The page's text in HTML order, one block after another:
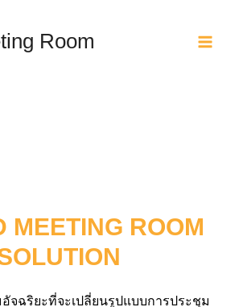
Room
MEETING ROOM
จฉริยะที่จะเปลี่ยนรูปแบบการประชุม